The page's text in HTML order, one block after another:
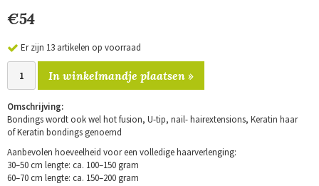
€54
Er zijn 13 artikelen op voorraad
In winkelmandje plaatsen »
Omschrijving:
Bondings wordt ook wel hot fusion, U-tip, nail- hairextensions, Keratin haar
of Keratin bondings genoemd
Aanbevolen hoeveelheid voor een volledige haarverlenging:
30–50 cm lengte: ca. 100–150 gram
60–70 cm lengte: ca. 150–200 gram